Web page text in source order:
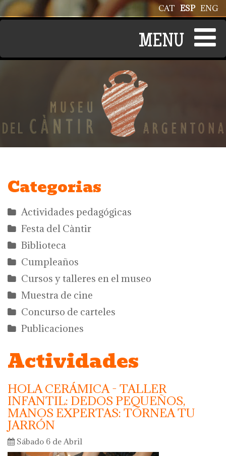
Pasar al contenido principal ENG
ESP
CAT
Categorias
Actividades pedagógicas
Festa del Càntir
Biblioteca
Cumpleaños
Cursos y talleres en el museo
Muestra de cine
Concurso de carteles
Publicaciones
Actividades
HOLA CERÁMICA - TALLER
INFANTIL: DEDOS PEQUEÑOS,
MANOS EXPERTAS: TORNEA TU
JARRÓN
Sábado 6 de Abril